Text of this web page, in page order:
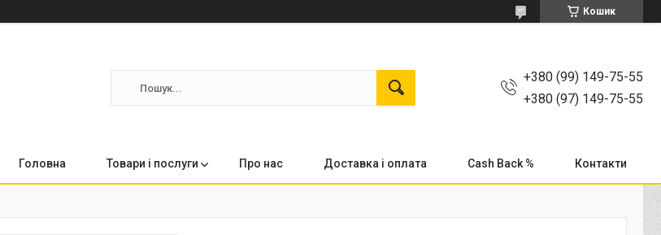
Кошик
+380 (99) 149-75-55
+380 (97) 149-75-55
Головна Товари і послуги Про нас Доставка і оплата Cash Back % Контакти